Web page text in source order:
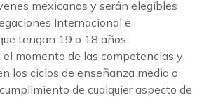
mexicanos y serán elegibles
Internacional e
tengan 19 o 18 años
momento de las competencias y
los ciclos de enseñanza media o
de cualquier aspecto de